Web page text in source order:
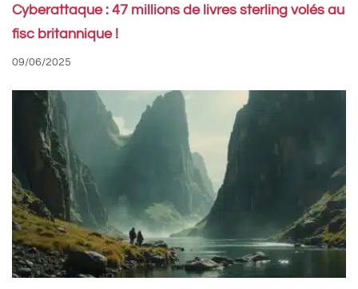
Cyberattaque : 47 millions de livres sterling volés au
fisc britannique !
09/06/2025